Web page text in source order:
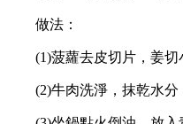
做法：
(1)菠蘿去皮切片，姜切
(2)牛肉洗淨，抹乾水分，